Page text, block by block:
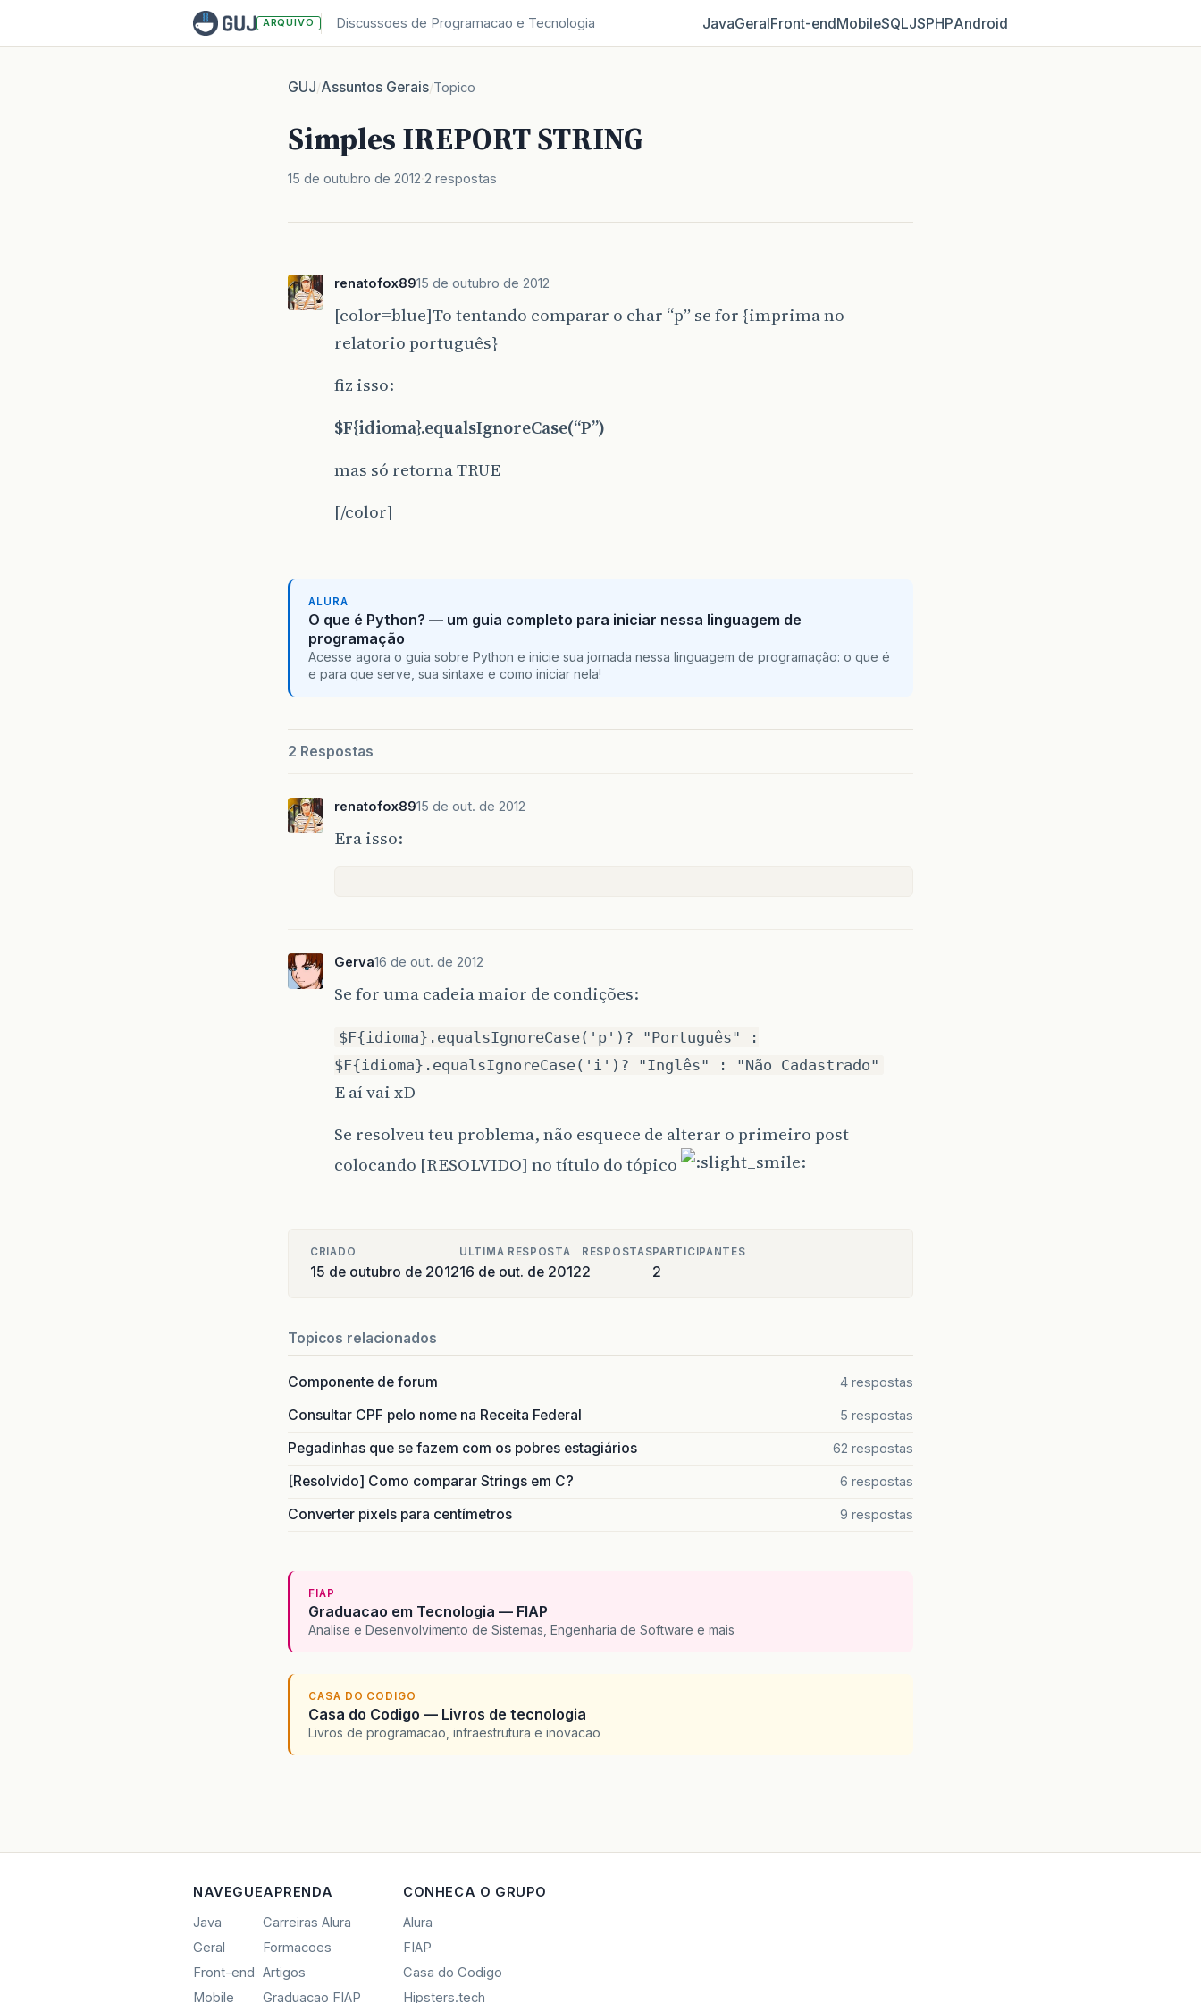
ARQUIVO Discussoes de Programacao e Tecnologia JavaGeralFront‑endMobileSQLJSPHPAndroid
GUJ/Assuntos Gerais/Topico
Simples IREPORT STRING
15 de outubro de 2012 2 respostas
renatofox8915 de outubro de 2012
[color=blue]To tentando comparar o char “p” se for {imprima no
relatorio português}
fiz isso:
$F{idioma}.equalsIgnoreCase(“P”)
mas só retorna TRUE
[/color]
ALURA
O que é Python? — um guia completo para iniciar nessa linguagem de
programação
Acesse agora o guia sobre Python e inicie sua jornada nessa linguagem de programação: o que é
e para que serve, sua sintaxe e como iniciar nela!
2 Respostas
renatofox8915 de out. de 2012
Era isso:
Gerva16 de out. de 2012
Se for uma cadeia maior de condições:
$F{idioma}.equalsIgnoreCase('p')? "Português" :
$F{idioma}.equalsIgnoreCase('i')? "Inglês" : "Não Cadastrado"
E aí vai xD
Se resolveu teu problema, não esquece de alterar o primeiro post
colocando [RESOLVIDO] no título do tópico
CRIADO
15 de outubro de 2012
ULTIMA RESPOSTA
16 de out. de 2012
RESPOSTAS
2
PARTICIPANTES
2
Topicos relacionados
Componente de forum 4 respostas
Consultar CPF pelo nome na Receita Federal 5 respostas
Pegadinhas que se fazem com os pobres estagiários 62 respostas
[Resolvido] Como comparar Strings em C? 6 respostas
Converter pixels para centímetros 9 respostas
FIAP
Graduacao em Tecnologia — FIAP
Analise e Desenvolvimento de Sistemas, Engenharia de Software e mais
CASA DO CODIGO
Casa do Codigo — Livros de tecnologia
Livros de programacao, infraestrutura e inovacao
NAVEGUE
Java
Geral
Front-end
Mobile
APRENDA
Carreiras Alura
Formacoes
Artigos
Graduacao FIAP
CONHECA O GRUPO
Alura
FIAP
Casa do Codigo
Hipsters.tech